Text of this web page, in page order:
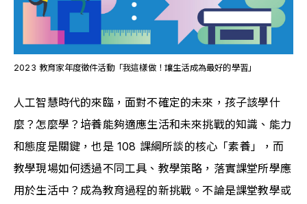
2023 教育家年度徵件活動「我這樣做！讓生活成為最好的學習」
人工智慧時代的來臨，面對不確定的未來，孩子該學什
麼？怎麼學？培養能夠適應生活和未來挑戰的知識、能力
和態度是關鍵，也是 108 課綱所談的核心「素養」，而
教學現場如何透過不同工具、教學策略，落實課堂所學應
用於生活中？成為教育過程的新挑戰。不論是課堂教學或